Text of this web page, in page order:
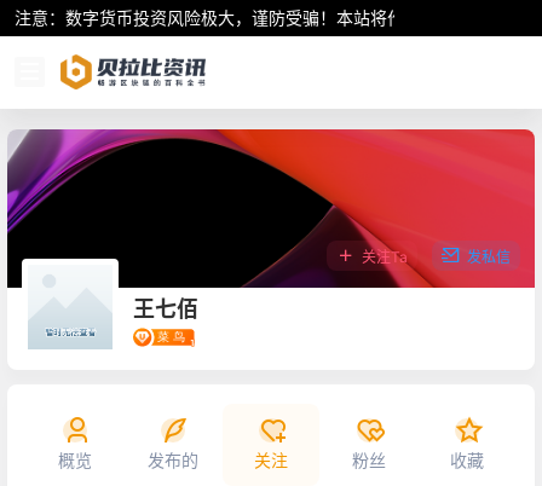
注意：数字货币投资风险极大，谨防受骗！本站将作为行业资讯共享
王七佰
关注Ta 发私信
概览 发布的 关注 粉丝 收藏